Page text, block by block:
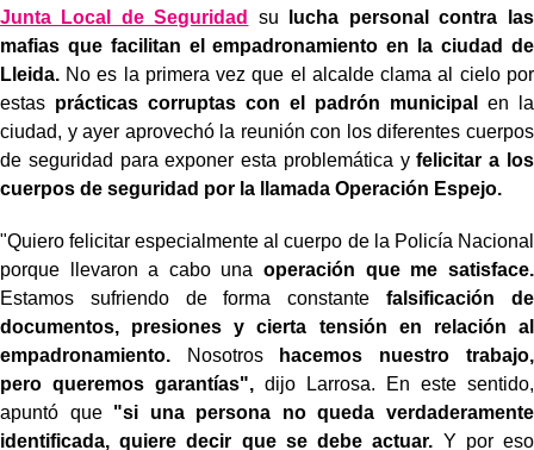
Junta Local de Seguridad
su
lucha personal contra las
mafias que facilitan el empadronamiento en la ciudad de
Lleida. No es la primera vez que el alcalde clama al cielo por
estas prácticas corruptas con el padrón municipal
en la
ciudad, y ayer aprovechó la reunión con los diferentes cuerpos
de seguridad para exponer esta problemática yfelicitar a los
cuerpos de seguridad por la llamada Operación Espejo.
"Quiero felicitar especialmente al cuerpo de la Policía Nacional
porque llevaron a cabo unaoperación que me satisface.
Estamos sufriendo de forma constantefalsificación de
documentos, presiones y cierta tensión en relación al
empadronamiento. Nosotros
hacemos nuestro trabajo,
pero queremos garantías",dijo Larrosa. En este sentido,
apuntó que "si una persona no queda verdaderamente
identificada, quiere decir que se debe actuar. Y por eso